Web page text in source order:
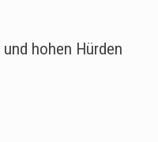
hohen Hürden